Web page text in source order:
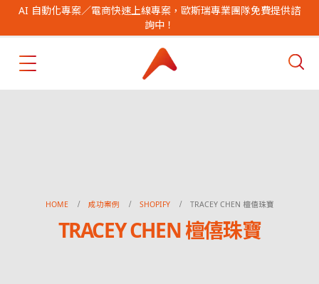
AI 自動化專案／電商快速上線專案，歐斯瑞專業團隊免費提供諮
詢中！
HOME 成功案例 SHOPIFY TRACEY CHEN 檀僖珠寶
TRACEY CHEN 檀僖珠寶